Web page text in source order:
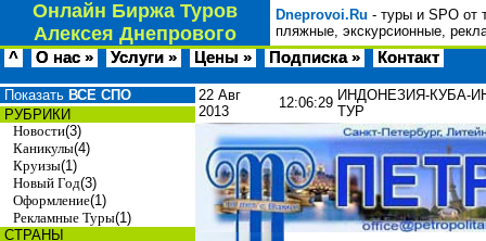
Онлайн Биржа Туров
Алексея Днепрового
Dneprovoi.Ru - туры и SPO от
пляжные, экскурсионные,
^ О нас » Услуги » Цены » Подписка » Контакт
Показать ВСЕ СПО
РУБРИКИ
Новости(3)
Каникулы(4)
Круизы(1)
Новый Год(3)
Оформление(1)
Рекламные Туры(1)
СТРАНЫ
22 Авг
2013
12:06:29 ИНДОНЕЗИЯ-КУБА-
ТУР